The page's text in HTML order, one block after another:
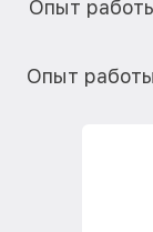
Опыт
Опыт